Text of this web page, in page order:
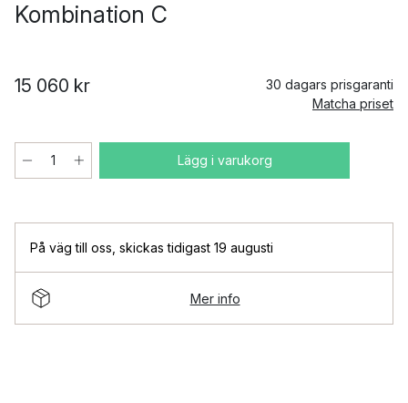
Kombination C
15 060 kr
30 dagars prisgaranti
Matcha priset
Lägg i varukorg
På väg till oss skickas tidigast 19 augusti
Mer info